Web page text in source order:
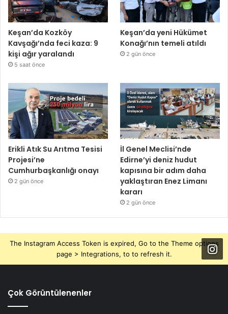
Keşan’da Kozköy
Kavşağı’nda feci kaza: 9
kişi ağır yaralandı
5 saat önce
Keşan’da yeni Hükümet
Konağı’nın temeli atıldı
2 gün önce
Erikli Atık Su Arıtma Tesisi
Projesi’ne
Cumhurbaşkanlığı onayı
2 gün önce
İl Genel Meclisi’nde
Edirne’yi deniz hudut
kapısına bir adım daha
yaklaştıran Enez Limanı
kararı
2 gün önce
The Instagram Access Token is expired, Go to the Theme options
page > Integrations, to to refresh it.
Çok Görüntülenenler